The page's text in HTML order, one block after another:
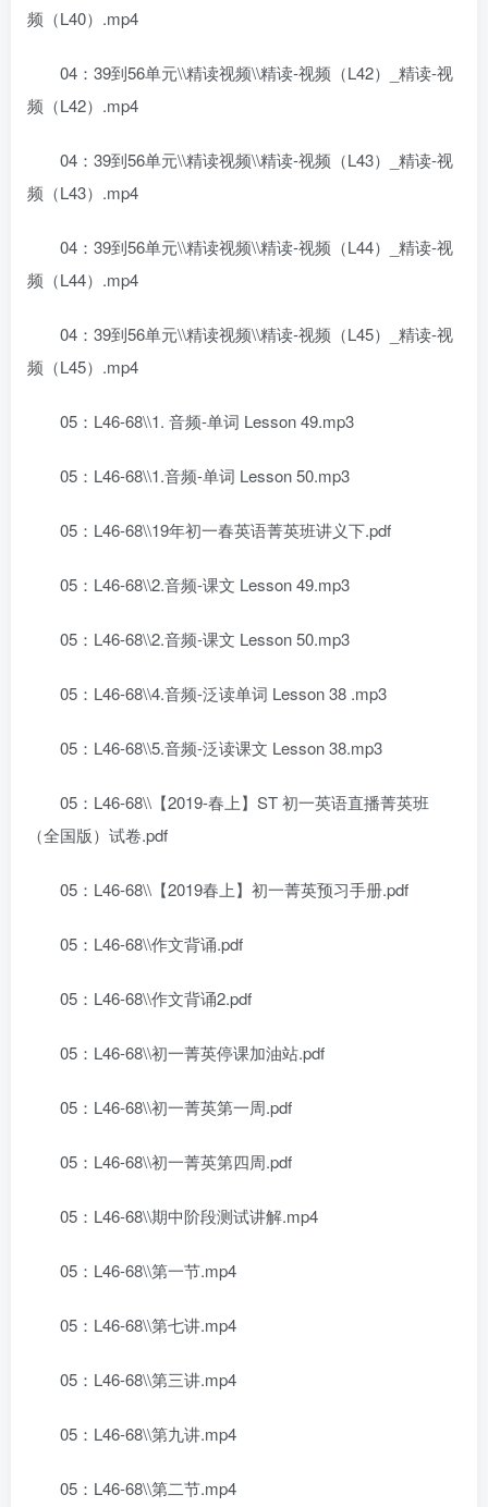
频（L40）.mp4
04：39到56单元\\精读视频\\精读-视频（L42）_精读-视
频（L42）.mp4
04：39到56单元\\精读视频\\精读-视频（L43）_精读-视
频（L43）.mp4
04：39到56单元\\精读视频\\精读-视频（L44）_精读-视
频（L44）.mp4
04：39到56单元\\精读视频\\精读-视频（L45）_精读-视
频（L45）.mp4
05：L46-68\\1. 音频-单词 Lesson 49.mp3
05：L46-68\\1.音频-单词 Lesson 50.mp3
05：L46-68\\19年初一春英语菁英班讲义下.pdf
05：L46-68\\2.音频-课文 Lesson 49.mp3
05：L46-68\\2.音频-课文 Lesson 50.mp3
05：L46-68\\4.音频-泛读单词 Lesson 38 .mp3
05：L46-68\\5.音频-泛读课文 Lesson 38.mp3
05：L46-68\\【2019-春上】ST 初一英语直播菁英班
（全国版）试卷.pdf
05：L46-68\\【2019春上】初一菁英预习手册.pdf
05：L46-68\\作文背诵.pdf
05：L46-68\\作文背诵2.pdf
05：L46-68\\初一菁英停课加油站.pdf
05：L46-68\\初一菁英第一周.pdf
05：L46-68\\初一菁英第四周.pdf
05：L46-68\\期中阶段测试讲解.mp4
05：L46-68\\第一节.mp4
05：L46-68\\第七讲.mp4
05：L46-68\\第三讲.mp4
05：L46-68\\第九讲.mp4
05：L46-68\\第二节.mp4